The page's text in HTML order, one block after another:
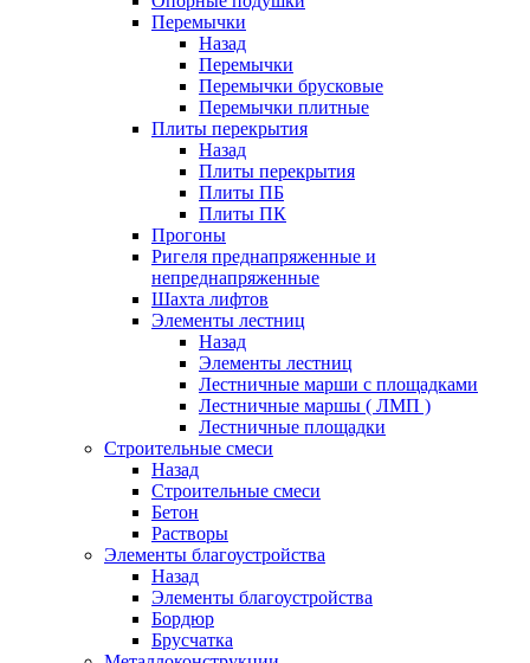
Перемычки
Назад
Перемычки
Перемычки брусковые
Перемычки плитные
Плиты перекрытия
Назад
Плиты перекрытия
Плиты ПБ
Плиты ПК
Прогоны
Ригеля преднапряженные и
непреднапряженные
Шахта лифтов
Элементы лестниц
Назад
Элементы лестниц
Лестничные марши с площадками
Лестничные маршы ( ЛМП )
Лестничные площадки
Строительные смеси
Назад
Строительные смеси
Бетон
Растворы
Элементы благоустройства
Назад
Элементы благоустройства
Бордюр
Брусчатка